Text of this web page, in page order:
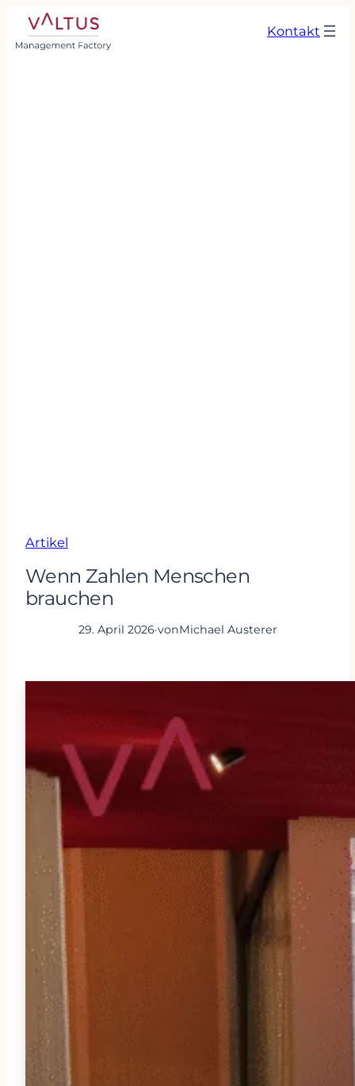
Kontakt
Artikel
Wenn Zahlen Menschen
brauchen
29. April 2026·vonMichael Austerer